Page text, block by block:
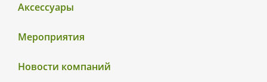
Аксессуары
Мероприятия
Новости компаний